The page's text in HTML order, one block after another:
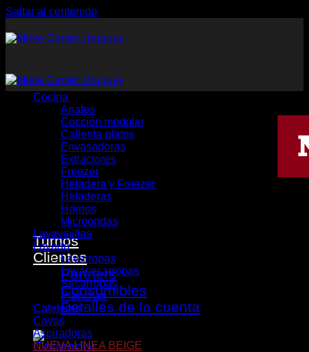
Saltar al contenido
Turnos
Clientes
Partners
Consumibles
Detalles de la cuenta
Cocina
Anafes
Cocción modular
Calienta platos
Envasadoras
Extractores
Freezer
Heladera y Freezer
Heladeras
Hornos
Microondas
Lavavajillas
Lavado
Lavarropas
Lavasecarropas
Secarropas
Planchas
Cafeteras
Cavas
Aspiradoras
NUEVA LINEA BEIGE